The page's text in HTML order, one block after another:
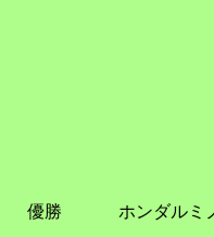
優勝 ホンダルミ